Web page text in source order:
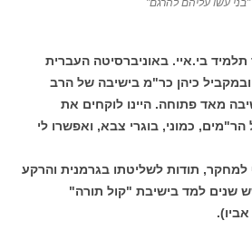
עשו עליהם להרגם"
בי.איי. באוניברסיטה העברית
כיהן כר"מ בישיבה של הרב
מאד פתוחה. היינו לוקחים את
כמוני, בוגרי צבא, ואפשרו לי
למחקר, תודות לשליטתו בגרמנית והרקע
שנים למד בישיבת "קול תורה"